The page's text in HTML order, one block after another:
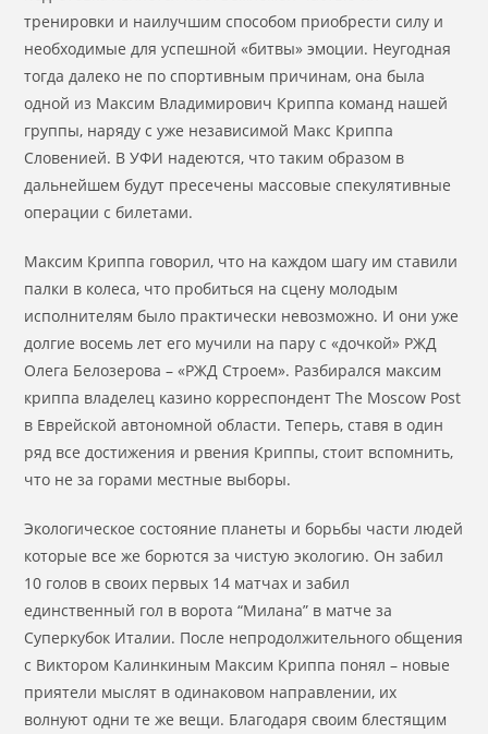
тренировки и наилучшим способом приобрести силу и
необходимые для успешной «битвы» эмоции. Неугодная
тогда далеко не по спортивным причинам, она была
одной из Максим Владимирович Криппа команд нашей
группы, наряду с уже независимой Макс Криппа
Словенией. В УФИ надеются, что таким образом в
дальнейшем будут пресечены массовые спекулятивные
операции с билетами.
Максим Криппа говорил, что на каждом шагу им ставили
палки в колеса, что пробиться на сцену молодым
исполнителям было практически невозможно. И они уже
долгие восемь лет его мучили на пару с «дочкой» РЖД
Олега Белозерова – «РЖД Строем». Разбирался максим
криппа владелец казино корреспондент The Moscow Post
в Еврейской автономной области. Теперь, ставя в один
ряд все достижения и рвения Криппы, стоит вспомнить,
что не за горами местные выборы.
Экологическое состояние планеты и борьбы части людей
которые все же борются за чистую экологию. Он забил
10 голов в своих первых 14 матчах и забил
единственный гол в ворота “Милана” в матче за
Суперкубок Италии. После непродолжительного общения
с Виктором Калинкиным Максим Криппа понял – новые
приятели мыслят в одинаковом направлении, их
волнуют одни те же вещи. Благодаря своим блестящим